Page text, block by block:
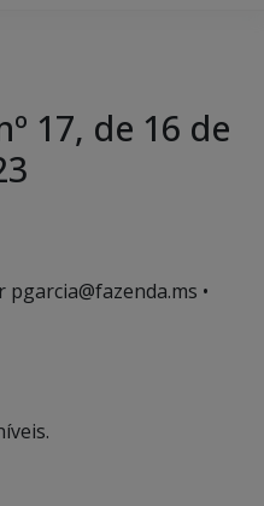
17, de 16 de
pgarcia@fazenda.ms •